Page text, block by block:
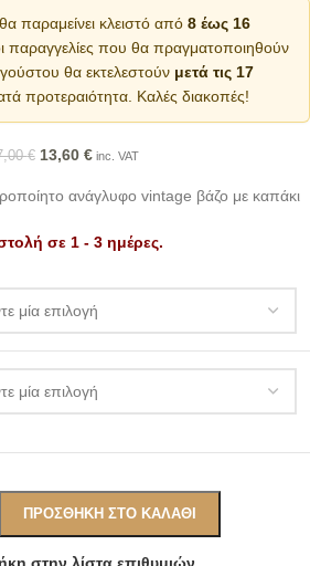
παραμείνει κλειστό από 8 έως 16
παραγγελίες που θα πραγματοποιηθούν
θα εκτελεστούν μετά τις 17
προτεραιότητα. Καλές διακοπές!
€ 13,60 €inc. VAT
ανάγλυφο vintage βάζο με καπάκι
σε 1 - 3 ημέρες.
ΠΡΟΣΘΉΚΗ ΣΤΟ ΚΑΛΆΘΙ
στην λίστα επιθυμιών